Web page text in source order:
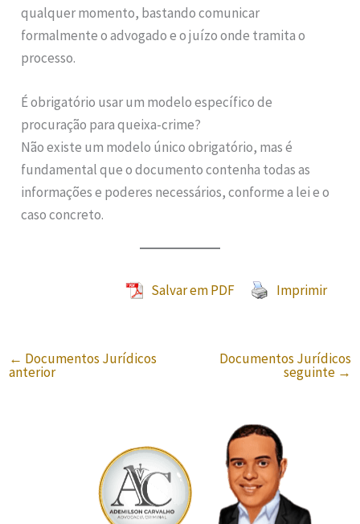
qualquer momento, bastando comunicar
formalmente o advogado e o juízo onde tramita o
processo.
É obrigatório usar um modelo específico de
procuração para queixa-crime?
Não existe um modelo único obrigatório, mas é
fundamental que o documento contenha todas as
informações e poderes necessários, conforme a lei e o
caso concreto.
Salvar em PDF Imprimir
← Documentos Jurídicos
anterior
Documentos Jurídicos
seguinte →